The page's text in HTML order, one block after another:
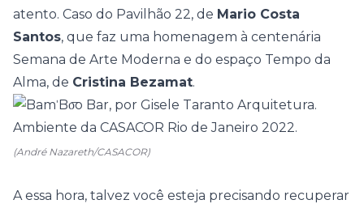
atento. Caso do Pavilhão 22, de Mario Costa
Santos, que faz uma homenagem à centenária
Semana de Arte Moderna e do espaço Tempo da
Alma, de Cristina Bezamat.
(André Nazareth/CASACOR)
A essa hora, talvez você esteja precisando recuperar